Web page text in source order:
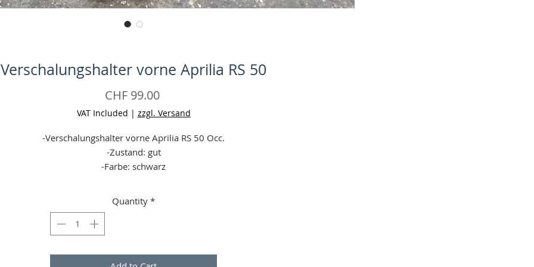
Verschalungshalter vorne Aprilia RS 50
CHF 99.00Price
VAT Included | zzgl. Versand
-Verschalungshalter vorne Aprilia RS 50 Occ.
-Zustand: gut
-Farbe: schwarz
Garantie (wenn defekt bei erhalt (24 h Frist, Falschbestellungen
gelten nicht!) = Geld zurück)
-Angaben ohne Gewähr
-Aufgrund einer Preiserhöhung unseres Versandpartners sind wir
gezwungen die Versandpreise um jeweils 1 - 5 CHF zu erhöhen.
Quantity *